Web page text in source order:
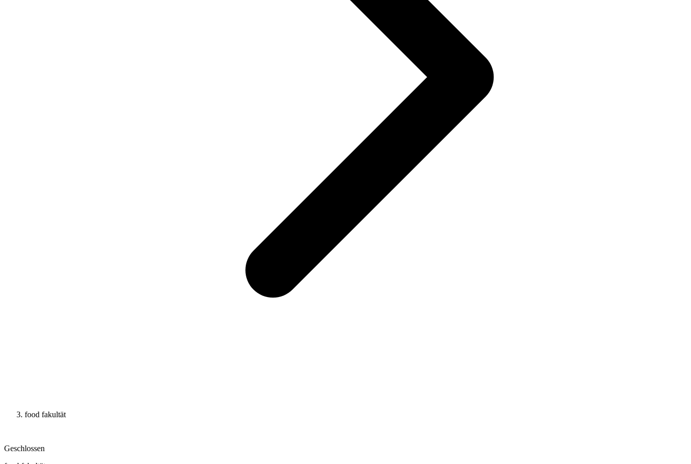
food fakultät
Geschlossen